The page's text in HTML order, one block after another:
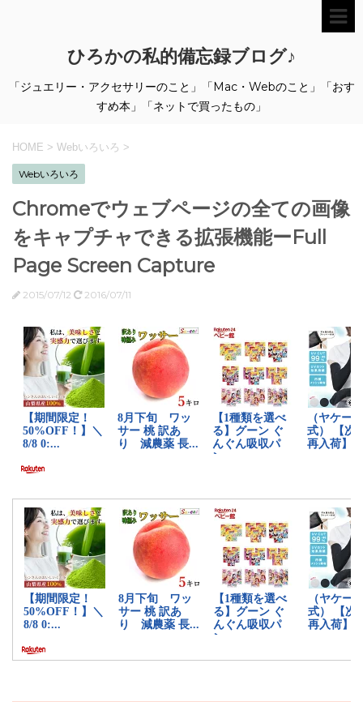
ひろかの私的備忘録ブログ♪
「ジュエリー・アクセサリーのこと」「Mac・Webのこと」「おす
すめ本」「ネットで買ったもの」
HOME > Webいろいろ >
Webいろいろ
Chromeでウェブページの全ての画像
をキャプチャできる拡張機能ーFull
Page Screen Capture
2015/07/12 2016/07/11